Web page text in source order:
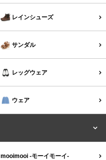
レインシューズ
サンダル
レッグウェア
ウェア
mooimooi -モーイモーイ-